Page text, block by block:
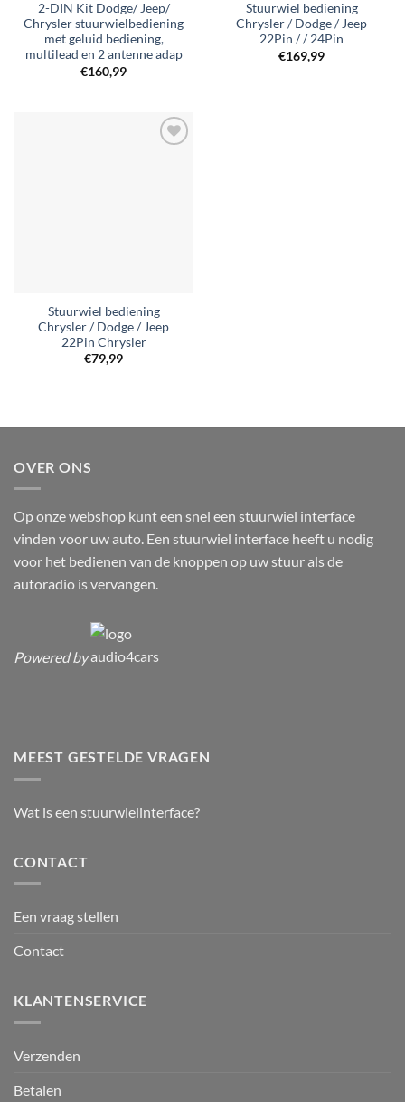
2-DIN Kit Dodge/ Jeep/
Chrysler stuurwielbediening
met geluid bediening,
multilead en 2 antenne adap
€160,99
Stuurwiel bediening
Chrysler / Dodge / Jeep
22Pin / / 24Pin
€169,99
Stuurwiel bediening
Chrysler / Dodge / Jeep
22Pin Chrysler
€79,99
OVER ONS
Op onze webshop kunt een snel een stuurwiel interface
vinden voor uw auto. Een stuurwiel interface heeft u nodig
voor het bedienen van de knoppen op uw stuur als de
autoradio is vervangen.
Powered by
MEEST GESTELDE VRAGEN
Wat is een stuurwielinterface?
CONTACT
Een vraag stellen
Contact
KLANTENSERVICE
Verzenden
Betalen